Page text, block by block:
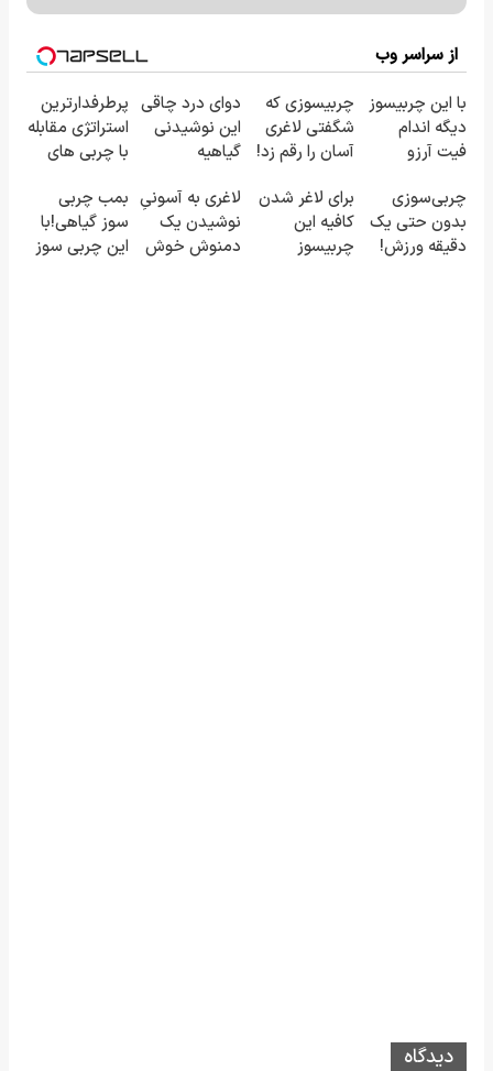
از سراسر وب
با این چربیسوز
دیگه اندام
فیت آرزو
تا امشب)
چربیسوزی که
شگفتی لاغری
آسان را رقم زد!
دوای درد چاقی
این نوشیدنی
گیاهیه
پرطرفدارترین
استراتژی مقابله
با چربی های
نوشیدنی
گیاهی
چربی‌سوزی
بدون حتی یک
دقیقه ورزش!
برای لاغر شدن
کافیه این
چربیسوز
لاغری به آسونیِ
نوشیدن یک
دمنوش خوش
بمب چربی
سوز گیاهی!با
این چربی سوز
دیدگاه